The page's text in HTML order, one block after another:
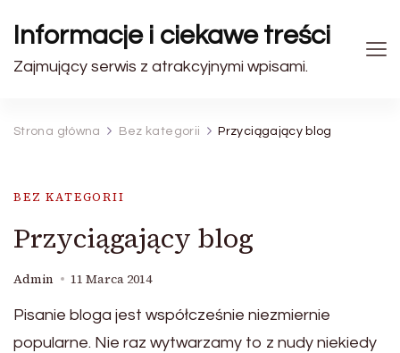
Informacje i ciekawe treści
Zajmujący serwis z atrakcyjnymi wpisami.
Strona główna Bez kategorii Przyciągający blog
BEZ KATEGORII
Przyciągający blog
Admin 11 Marca 2014
Pisanie bloga jest współcześnie niezmiernie
popularne. Nie raz wytwarzamy to z nudy niekiedy